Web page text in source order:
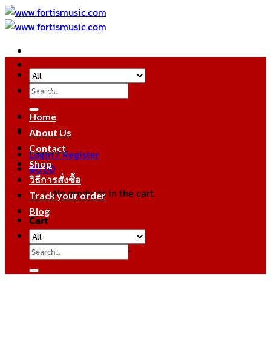
Skip
to
Search
for:
Login / Register
฿0.00
No products in the cart.
Cart
No products in the cart.
หมวดหมู่สินค้า
Home
About Us
Contact
Shop
วิธีการสั่งซื้อ
Track your order
Blog
Search
for: